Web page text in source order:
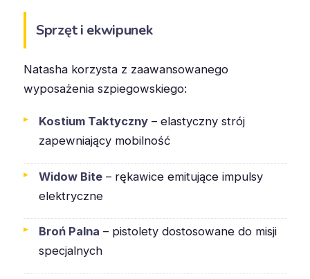
Sprzęt i ekwipunek
Natasha korzysta z zaawansowanego
wyposażenia szpiegowskiego:
Kostium Taktyczny – elastyczny strój
zapewniający mobilność
Widow Bite – rękawice emitujące impulsy
elektryczne
Broń Palna – pistolety dostosowane do misji
specjalnych